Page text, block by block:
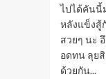
ไปได้คันนี้
หลังแข็งสู้
สวยๆ นะ
อดทน ลุย
ด้วยกัน...